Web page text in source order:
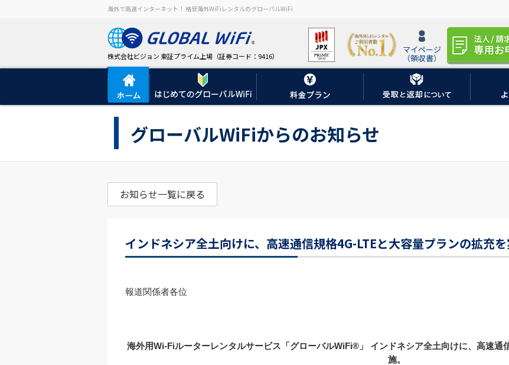
海外で高速インターネット！ 格安海外WiFiレンタルのグローバルWiFi
株式会社ビジョン 東証プライム上場（証券コード：9416）
マイページ
（領収書）
グローバルWiFiからのお知らせ
お知らせ一覧に戻る
インドネシア全土向けに、高速通信規格4G-LTEと大容量プランの拡充
報道関係者各位
海外用Wi-Fiルーターレンタルサービス「グローバルWiFi®」 インドネシア全土向けに、高速通
施。